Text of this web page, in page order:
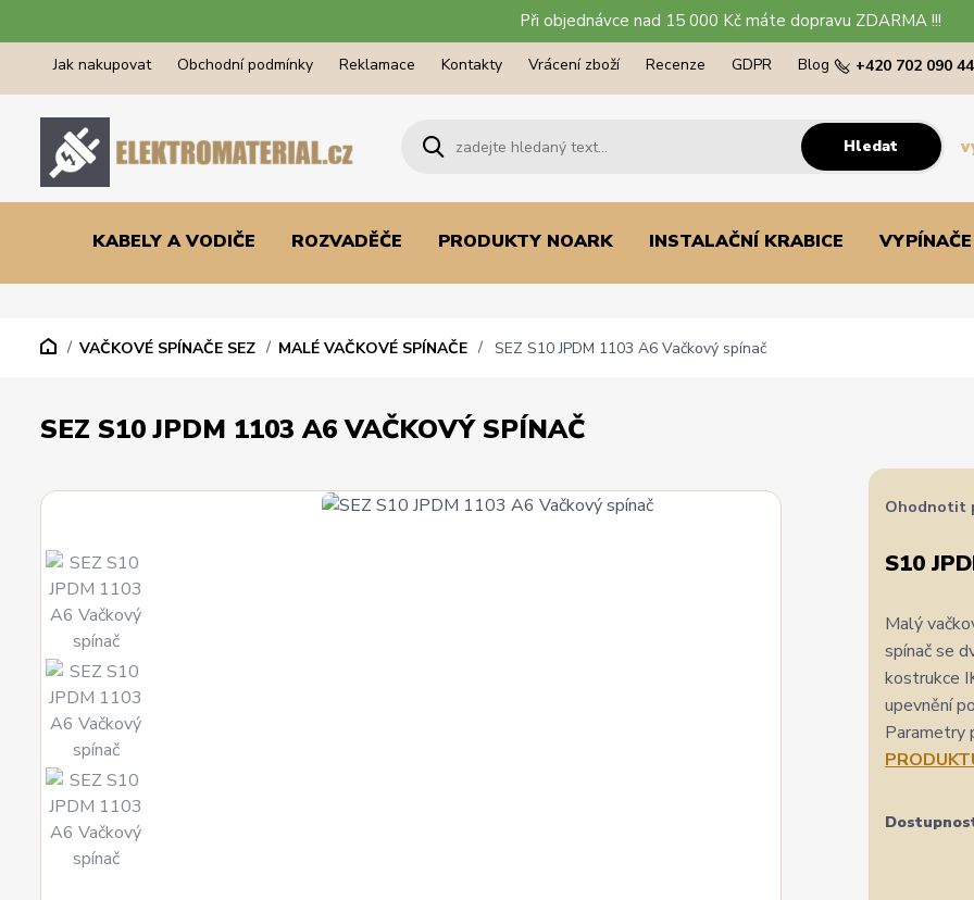
Při objednávce nad 15 000 Kč máte dopravu ZDARMA !!!
Jak nakupovat Obchodní podmínky Reklamace Kontakty Vrácení zboží Recenze GDPR Blog
Hledat
+420 702 090
KABELY A VODIČE ROZVADĚČE PRODUKTY NOARK INSTALAČNÍ KRABICE
VAČKOVÉ SPÍNAČE SEZ MALÉ VAČKOVÉ SPÍNAČE SEZ S10 JPDM 1103 A6 Vačkový spínač
SEZ S10 JPDM 1103 A6 VAČKOVÝ SPÍNAČ
Ohodnotit
S10
Malý
spínač se
kostrukce
upevnění
Parametry